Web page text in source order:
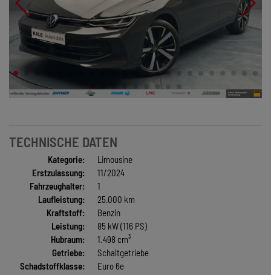
TECHNISCHE DATEN
Kategorie:
Limousine
Erstzulassung:
11/2024
Fahrzeughalter:
1
Laufleistung:
25.000 km
Kraftstoff:
Benzin
Leistung:
85 kW (116 PS)
Hubraum:
1.498 cm³
Getriebe:
Schaltgetriebe
Schadstoffklasse:
Euro 6e